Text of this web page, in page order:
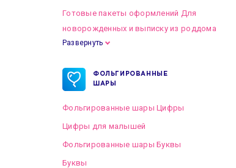
Готовые пакеты оформлений Для
новорожденных и выписку из роддома
Готовые пакеты оформлений на Свадьбу
Развернуть
ФОЛЬГИРОВАННЫЕ
ШАРЫ
Фольгированные шары Цифры
Цифры для малышей
Фольгированные шары Буквы
Буквы